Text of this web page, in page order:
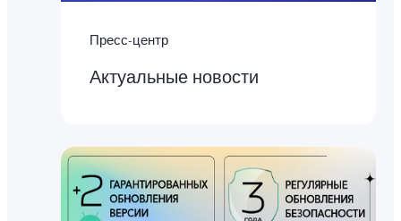
Пресс-центр
Актуальные новости